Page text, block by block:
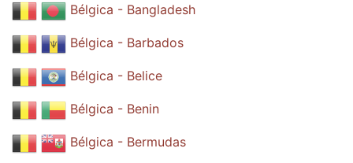
Bélgica - Bangladesh
Bélgica - Barbados
Bélgica - Belice
Bélgica - Benin
Bélgica - Bermudas